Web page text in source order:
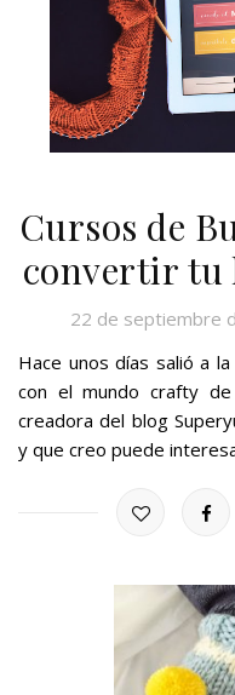
Cursos de
convertir tu
22 de septiembre
Hace unos días salió a
con el mundo crafty
creadora del blog
y que creo puede